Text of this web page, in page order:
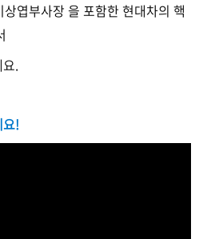
엽부사장 을 포함한 현대차의 핵
.
!